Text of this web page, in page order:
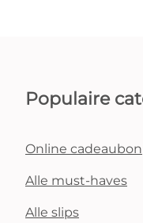
Populaire
Online cadeaubon
Alle must-haves
Alle slips